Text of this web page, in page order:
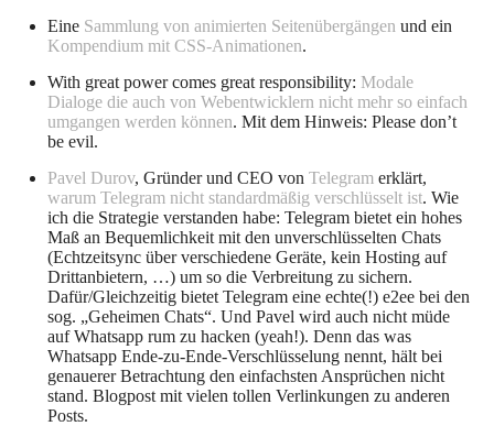
Eine Sammlung von animierten Seitenübergängen und ein
Kompendium mit CSS-Animationen.
With great power comes great responsibility: Modale
Dialoge die auch von Webentwicklern nicht mehr so einfach
umgangen werden können. Mit dem Hinweis: Please don’t
be evil.
Pavel Durov, Gründer und CEO von Telegram erklärt,
warum Telegram nicht standardmäßig verschlüsselt ist. Wie
ich die Strategie verstanden habe: Telegram bietet ein hohes
Maß an Bequemlichkeit mit den unverschlüsselten Chats
(Echtzeitsync über verschiedene Geräte, kein Hosting auf
Drittanbietern, …) um so die Verbreitung zu sichern.
Dafür/Gleichzeitig bietet Telegram eine echte(!) e2ee bei den
sog. „Geheimen Chats“. Und Pavel wird auch nicht müde
auf Whatsapp rum zu hacken (yeah!). Denn das was
Whatsapp Ende-zu-Ende-Verschlüsselung nennt, hält bei
genauerer Betrachtung den einfachsten Ansprüchen nicht
stand. Blogpost mit vielen tollen Verlinkungen zu anderen
Posts.